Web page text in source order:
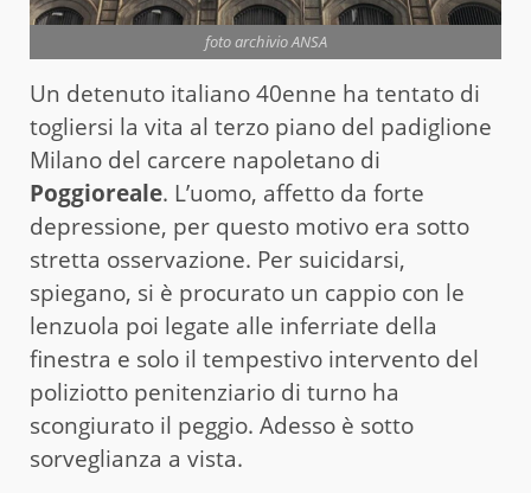
foto archivio ANSA
Un detenuto italiano 40enne ha tentato di
togliersi la vita al terzo piano del padiglione
Milano del carcere napoletano di
Poggioreale. L’uomo, affetto da forte
depressione, per questo motivo era sotto
stretta osservazione. Per suicidarsi,
spiegano, si è procurato un cappio con le
lenzuola poi legate alle inferriate della
finestra e solo il tempestivo intervento del
poliziotto penitenziario di turno ha
scongiurato il peggio. Adesso è sotto
sorveglianza a vista.